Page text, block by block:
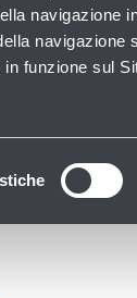
navigazione
navigazione
funzione sul